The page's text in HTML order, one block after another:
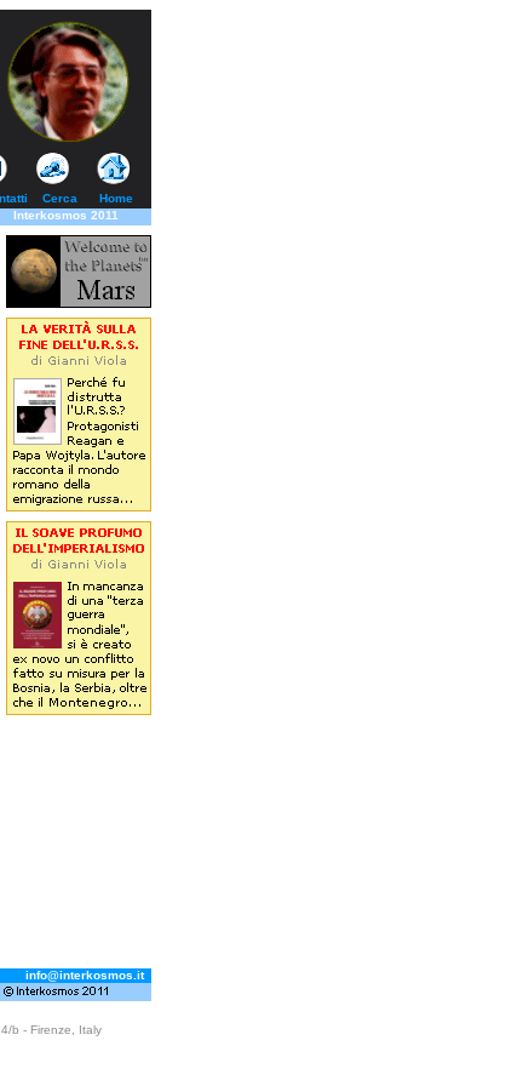
Cerca
Home
Interkosmos 2011
info@interkosmos.it
b - Firenze, Italy